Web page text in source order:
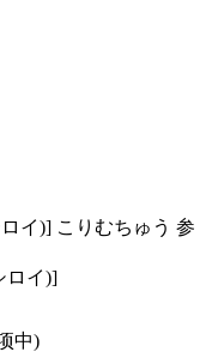
イ)] こりむちゅう 参
ロイ)]
中)